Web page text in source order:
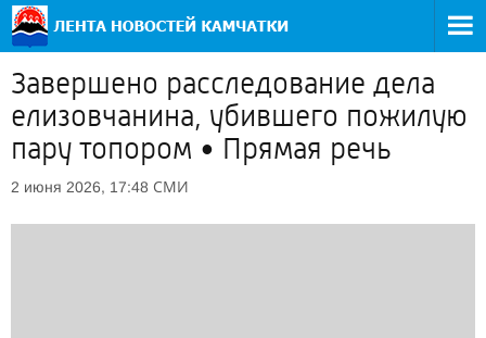
Завершено расследование дела
елизовчанина, убившего пожилую
пару топором • Прямая речь
2 июня 2026, 17:48 СМИ